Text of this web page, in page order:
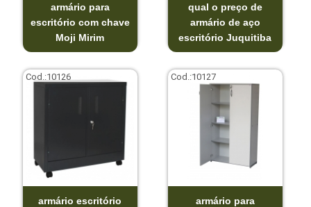
armário para
escritório com chave
Moji Mirim
qual o preço de
armário de aço
escritório Juquitiba
Cod.:10126
armário escritório
Cod.:10127
armário para